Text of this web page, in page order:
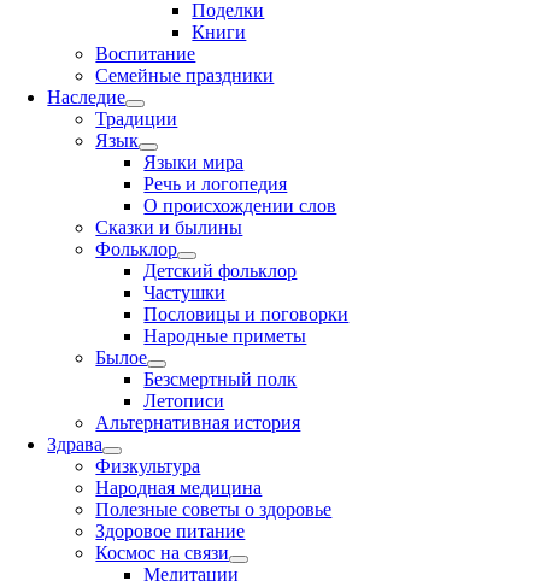
Поделки
Книги
Воспитание
Семейные праздники
Наследие
Традиции
Язык
Языки мира
Речь и логопедия
О происхождении слов
Сказки и былины
Фольклор
Детский фольклор
Частушки
Пословицы и поговорки
Народные приметы
Былое
Безсмертный полк
Летописи
Альтернативная история
Здрава
Физкультура
Народная медицина
Полезные советы о здоровье
Здоровое питание
Космос на связи
Медитации